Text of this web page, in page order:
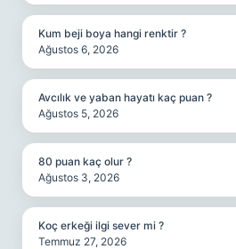
Kum beji boya hangi renktir ?
Ağustos 6, 2026
Avcılık ve yaban hayatı kaç puan ?
Ağustos 5, 2026
80 puan kaç olur ?
Ağustos 3, 2026
Koç erkeği ilgi sever mi ?
Temmuz 27, 2026